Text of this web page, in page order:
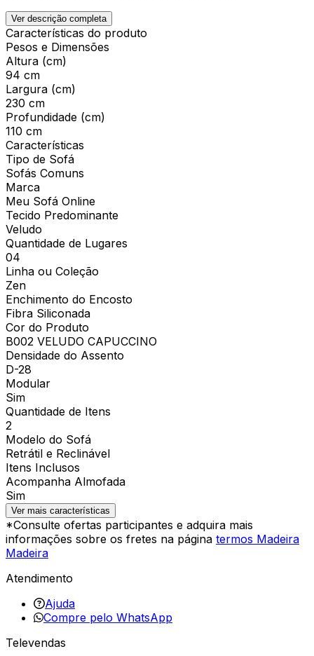
Ver descrição completa
Características do produto
Pesos e Dimensões
Altura (cm)
94 cm
Largura (cm)
230 cm
Profundidade (cm)
110 cm
Características
Tipo de Sofá
Sofás Comuns
Marca
Meu Sofá Online
Tecido Predominante
Veludo
Quantidade de Lugares
04
Linha ou Coleção
Zen
Enchimento do Encosto
Fibra Siliconada
Cor do Produto
B002 VELUDO CAPUCCINO
Densidade do Assento
D-28
Modular
Sim
Quantidade de Itens
2
Modelo do Sofá
Retrátil e Reclinável
Itens Inclusos
Acompanha Almofada
Sim
Ver mais características
*Consulte ofertas participantes e adquira mais
informações sobre os fretes na página termos Madeira
Madeira
Atendimento
Ajuda
Compre pelo WhatsApp
Televendas